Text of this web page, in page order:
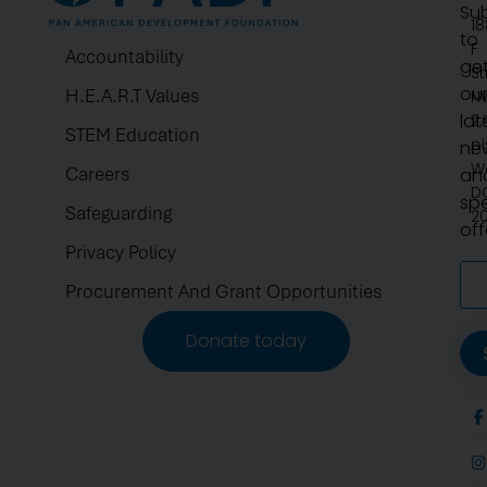
Accountability
H.E.A.R.T Values
STEM Education
Careers
Safeguarding
Privacy Policy
Procurement And Grant Opportunities
Donate today
F
to